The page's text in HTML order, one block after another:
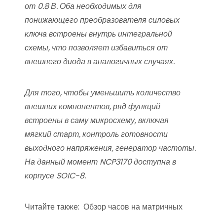
от 0.8 В. Оба необходимых для
понижающего преобразователя силовых
ключа встроены внутрь интегральной
схемы, что позволяет избавиться от
внешнего диода в аналогичных случаях.
Для того, чтобы уменьшить количество
внешних компонентов, ряд функций
встроены в саму микросхему, включая
мягкий старт, контроль готовности
выходного напряжения, генератор частоты.
На данный момент NCP3170 доступна в
корпусе SOIC-8.
Читайте также: Обзор часов на матричных